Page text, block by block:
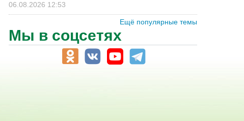
06.08.2026 12:53
Ещё популярные темы
Мы в соцсетях